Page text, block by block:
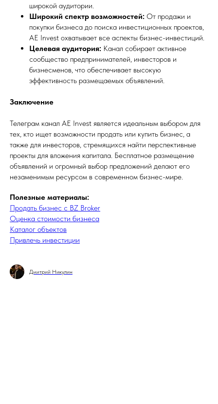
широкой аудитории.
Широкий спектр возможностей: От продажи и
покупки бизнеса до поиска инвестиционных проектов,
AE Invest охватывает все аспекты бизнес-инвестиций.
Целевая аудитория: Канал собирает активное
сообщество предпринимателей, инвесторов и
бизнесменов, что обеспечивает высокую
эффективность размещаемых объявлений.
Заключение
Телеграм канал AE Invest является идеальным выбором для
тех, кто ищет возможности продать или купить бизнес, а
также для инвесторов, стремящихся найти перспективные
проекты для вложения капитала. Бесплатное размещение
объявлений и огромный выбор предложений делают его
незаменимым ресурсом в современном бизнес-мире.
Полезные материалы:
Продать бизнес с BZ Broker
Оценка стоимости бизнеса
Каталог объектов
Привлечь инвестиции
Дмитрий Никулин